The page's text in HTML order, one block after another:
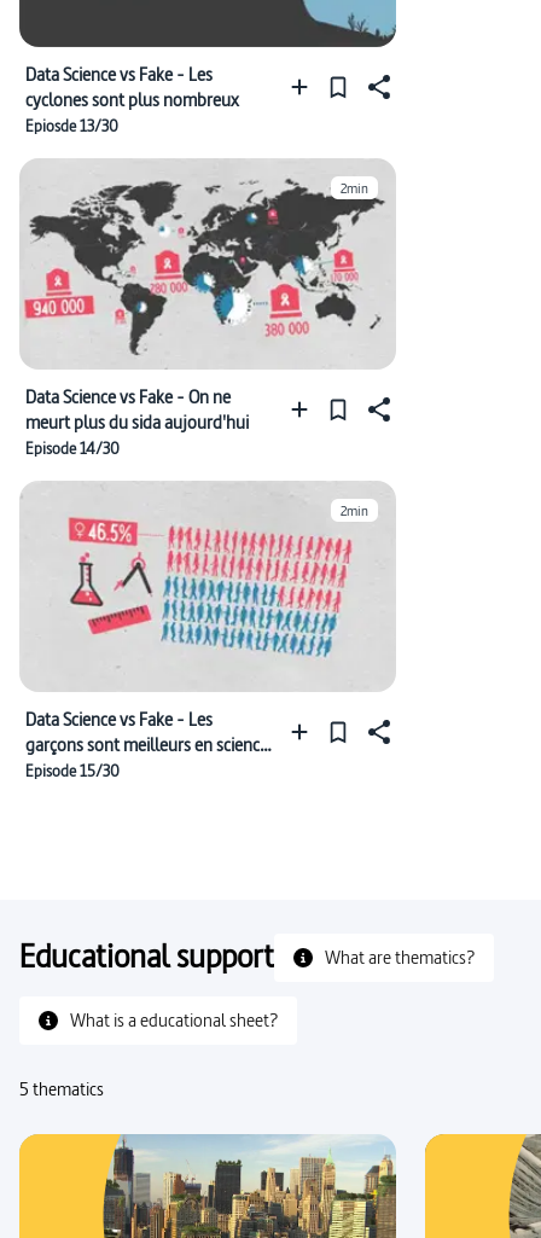
Data Science vs Fake - Les
cyclones sont plus nombreux
Epiosde 13/30
2min
Data Science vs Fake - On ne
meurt plus du sida aujourd'hui
Episode 14/30
2min
Data Science vs Fake - Les
garçons sont meilleurs en science
que les filles
Episode 15/30
Educational support What are thematics?
What is a educational sheet?
5 thematics